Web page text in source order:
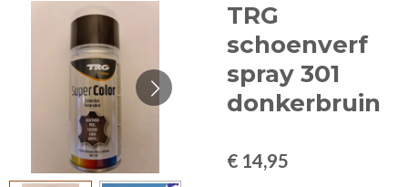
TRG
schoenverf
spray 301
donkerbruin
€ 14,95